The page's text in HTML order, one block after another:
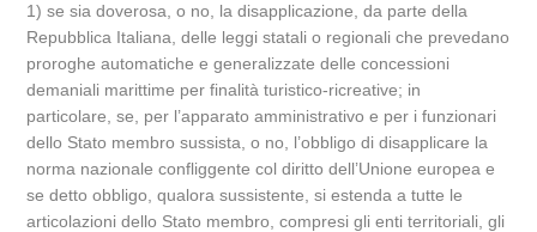
1) se sia doverosa, o no, la disapplicazione, da parte della
Repubblica Italiana, delle leggi statali o regionali che prevedano
proroghe automatiche e generalizzate delle concessioni
demaniali marittime per finalità turistico-ricreative; in
particolare, se, per l’apparato amministrativo e per i funzionari
dello Stato membro sussista, o no, l’obbligo di disapplicare la
norma nazionale confliggente col diritto dell’Unione europea e
se detto obbligo, qualora sussistente, si estenda a tutte le
articolazioni dello Stato membro, compresi gli enti territoriali, gli